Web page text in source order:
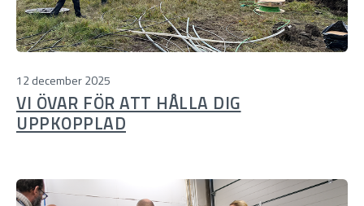
12 december 2025
VI ÖVAR FÖR ATT HÅLLA DIG
UPPKOPPLAD